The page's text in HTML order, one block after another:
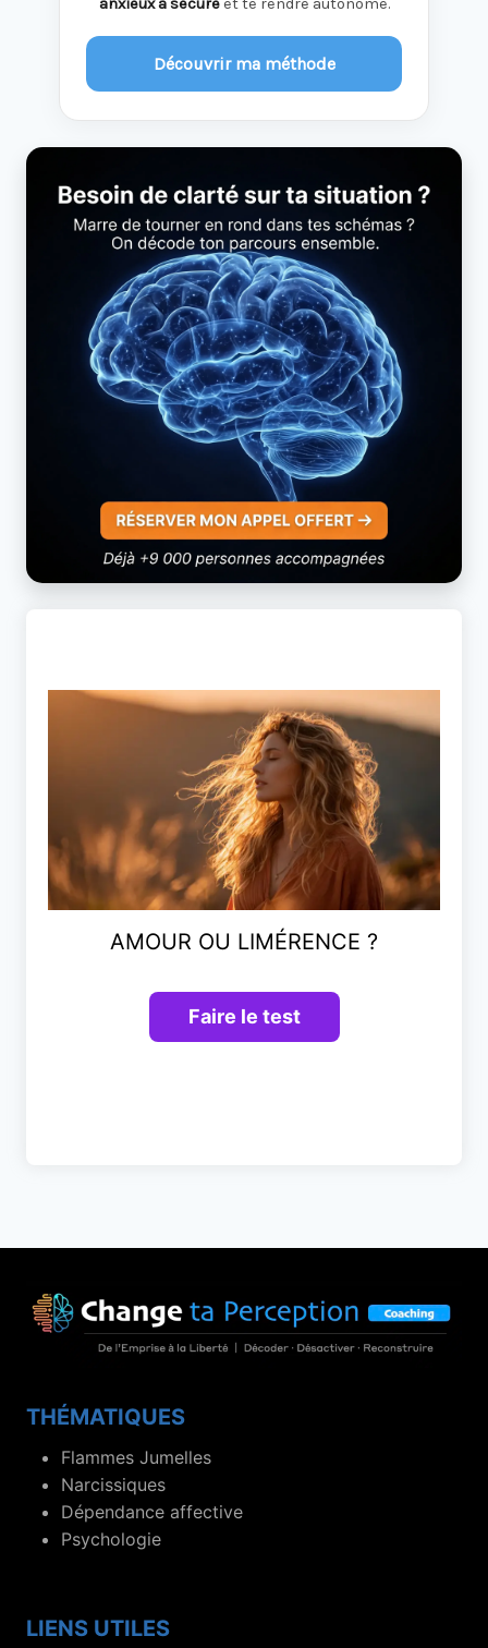
anxieux à sécureet te rendre autonome.
Découvrir ma méthode
AMOUR OU LIMÉRENCE ?
THÉMATIQUES
Flammes Jumelles
Narcissiques
Dépendance affective
Psychologie
LIENS UTILES